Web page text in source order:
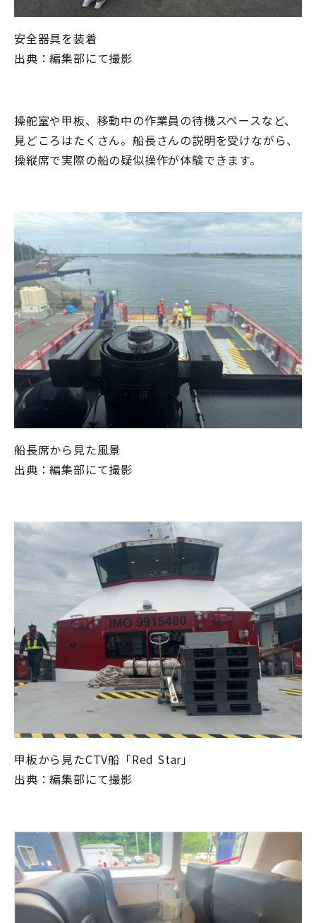
安全器具を装着
出典：編集部にて撮影
操舵室や甲板、移動中の作業員の待機スペースなど、
見どころはたくさん。船長さんの説明を受けながら、
操縦席で実際の船の疑似操作が体験できます。
船長席から見た風景
出典：編集部にて撮影
甲板から見たCTV船「Red Star」
出典：編集部にて撮影